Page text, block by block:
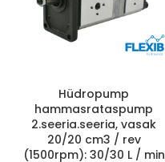
Hüdropump
hammasrataspump
2.seeria.seeria, vasak
20/20 cm3 / rev
(1500rpm): 30/30 L / min